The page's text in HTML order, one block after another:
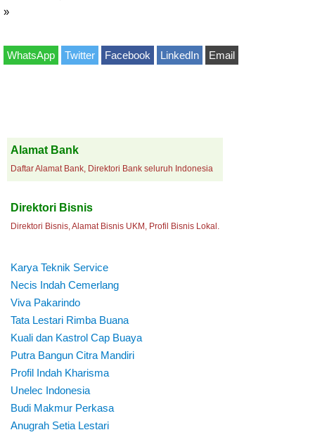
»
WhatsApp Twitter Facebook LinkedIn Email
Alamat Bank
Daftar Alamat Bank, Direktori Bank seluruh Indonesia
Direktori Bisnis
Direktori Bisnis, Alamat Bisnis UKM, Profil Bisnis Lokal.
Karya Teknik Service
Necis Indah Cemerlang
Viva Pakarindo
Tata Lestari Rimba Buana
Kuali dan Kastrol Cap Buaya
Putra Bangun Citra Mandiri
Profil Indah Kharisma
Unelec Indonesia
Budi Makmur Perkasa
Anugrah Setia Lestari